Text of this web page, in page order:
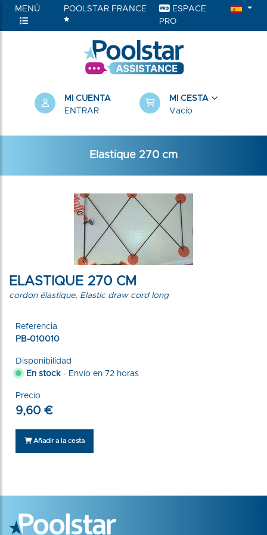
MENÚ POOLSTAR FRANCE
ESPACE
PRO
MI CUENTA
ENTRAR
MI CESTA
Vacío
Elastique 270 cm
ELASTIQUE 270 CM
cordon élastique, Elastic draw cord long
Referencia
PB-010010
Disponibilidad
En stock - Envío en 72 horas
Precio
9,60 €
Añadir a la cesta